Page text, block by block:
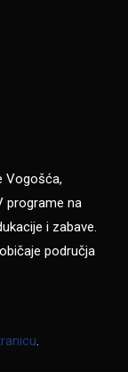
Vogošća,
programe na
i zabave.
područja
.